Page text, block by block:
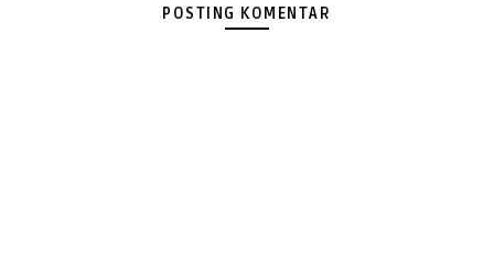
POSTING KOMENTAR